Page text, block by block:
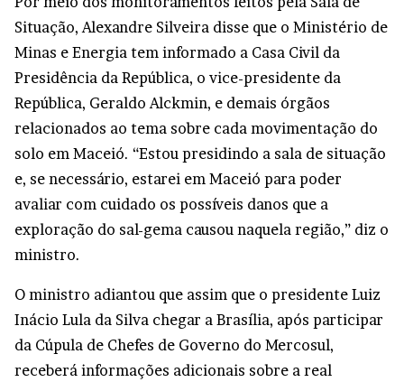
Situação, Alexandre Silveira disse que o Ministério de
Minas e Energia tem informado a Casa Civil da
Presidência da República, o vice-presidente da
República, Geraldo Alckmin, e demais órgãos
relacionados ao tema sobre cada movimentação do
solo em Maceió. “Estou presidindo a sala de situação
e, se necessário, estarei em Maceió para poder
avaliar com cuidado os possíveis danos que a
exploração do sal-gema causou naquela região,” diz o
ministro.
O ministro adiantou que assim que o presidente Luiz
Inácio Lula da Silva chegar a Brasília, após participar
da Cúpula de Chefes de Governo do Mercosul,
receberá informações adicionais sobre a real